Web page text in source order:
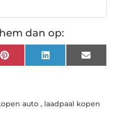
dan op:
PinterestLinkedIn Email
auto , laadpaal kopen